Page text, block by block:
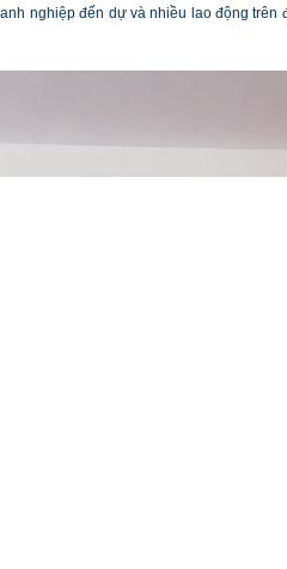
nghiệp đến dự và nhiều lao động